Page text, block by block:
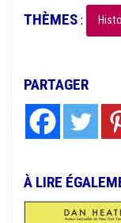
THÈMES:
PARTAGER
À LIRE